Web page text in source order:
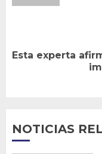
Siguiente
Esta experta
NOTICIAS